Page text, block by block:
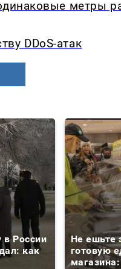
метры
DDoS-атак
в России
как
Не ешьте
готовую